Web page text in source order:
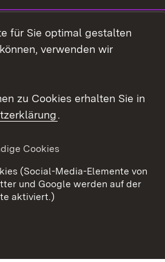
Impressum
für Sie optimal gestalten
verwenden wir
zu Cookies erhalten Sie in
.
Cookies
(Social-Media-Elemente von
und Google werden auf der
aktiviert.)